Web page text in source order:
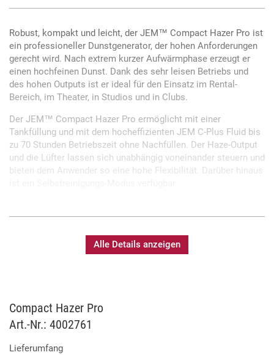
Robust, kompakt und leicht, der JEM™ Compact Hazer Pro ist
ein professioneller Dunstgenerator, der hohen Anforderungen
gerecht wird. Nach extrem kurzer Aufwärmphase erzeugt er
einen hochfeinen Dunst. Dank des sehr leisen Betriebs und
des hohen Outputs ist er ideal für den Einsatz im Rental-
Bereich, im Theater, in Studios und in Clubs.
Der JEM™ Compact Hazer Pro ermöglicht mit einer
Tankfüllung und mit dem hocheffizienten JEM C-Plus Fluid bis
zu 70 Stunden Betriebszeit ohne Nachfüllen. Der Haze-Output
und die Lüfter lassen sich unabhängig voneinander steuern und
bieten dem Anwender so eine hohe Flexibilität. Darüber hinaus
DMX- und RDM-fähig
Dauernebel möglich
Flugrahmen und Digital-Fernbedienung optional
erhältlich
Alle Details anzeigen
Compact Hazer Pro
Art.-Nr.: 4002761
Lieferumfang